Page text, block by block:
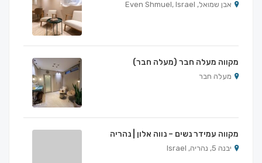
אבן שמואל, Even Shmuel, Israel
מקווה מעלה חבר (מעלה חבר)
מעלה חבר
מקווה עמידר נשים – נווה אלון | נהריה
יבנה 5, נהריה, Israel